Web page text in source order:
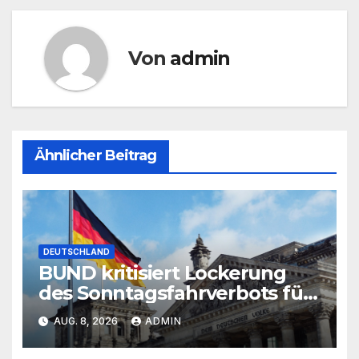
Von admin
Ähnlicher Beitrag
DEUTSCHLAND
BUND kritisiert Lockerung
des Sonntagsfahrverbots für
Lkw
AUG. 8, 2026 ADMIN